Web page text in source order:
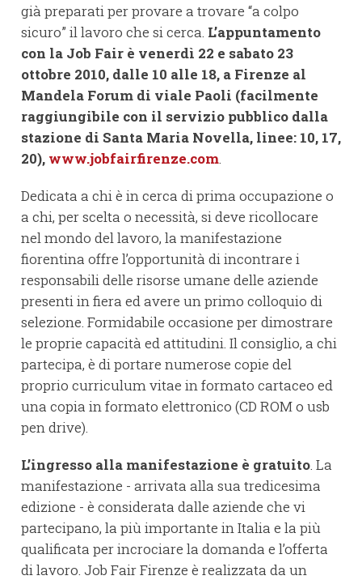
già preparati per provare a trovare “a colpo
sicuro” il lavoro che si cerca. L’appuntamento
con la Job Fair è venerdì 22 e sabato 23
ottobre 2010, dalle 10 alle 18, a Firenze al
Mandela Forum di viale Paoli (facilmente
raggiungibile con il servizio pubblico dalla
stazione di Santa Maria Novella, linee: 10, 17,
20), www.jobfairfirenze.com.
Dedicata a chi è in cerca di prima occupazione o
a chi, per scelta o necessità, si deve ricollocare
nel mondo del lavoro, la manifestazione
fiorentina offre l’opportunità di incontrare i
responsabili delle risorse umane delle aziende
presenti in fiera ed avere un primo colloquio di
selezione. Formidabile occasione per dimostrare
le proprie capacità ed attitudini. Il consiglio, a chi
partecipa, è di portare numerose copie del
proprio curriculum vitae in formato cartaceo ed
una copia in formato elettronico (CD ROM o usb
pen drive).
L’ingresso alla manifestazione è gratuito. La
manifestazione - arrivata alla sua tredicesima
edizione - è considerata dalle aziende che vi
partecipano, la più importante in Italia e la più
qualificata per incrociare la domanda e l’offerta
di lavoro. Job Fair Firenze è realizzata da un